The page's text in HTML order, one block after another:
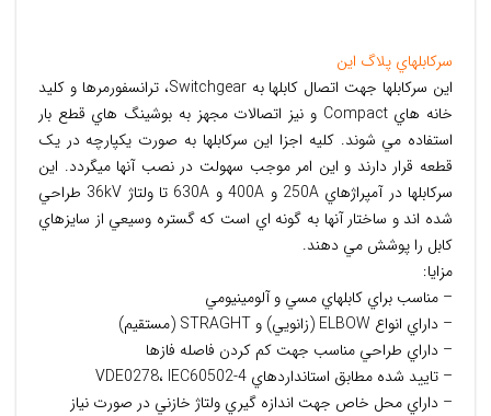
سرکابلهاي پلاگ اين
اين سرکابلها جهت اتصال کابلها به Switchgear، ترانسفورمرها و کليد
خانه هاي Compact و نيز اتصالات مجهز به بوشينگ هاي قطع بار
استفاده مي شوند. کليه اجزا اين سرکابلها به صورت يکپارچه در يک
قطعه قرار دارند و اين امر موجب سهولت در نصب آنها ميگردد. اين
سرکابلها در آمپراژهاي 250A و 400A و 630A تا ولتاژ 36kV طراحي
شده اند و ساختار آنها به گونه اي است که گستره وسيعي از سايزهاي
کابل را پوشش مي دهند.
مزايا:
– مناسب براي کابلهاي مسي و آلومينيومي
– داراي انواع ELBOW (زانويي) و STRAGHT (مستقيم)
– داراي طراحي مناسب جهت کم کردن فاصله فازها
– تاييد شده مطابق استانداردهاي VDE0278، IEC60502-4
– داراي محل خاص جهت اندازه گيري ولتاژ خازني در صورت نياز